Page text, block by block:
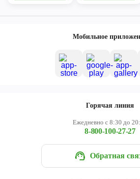
Мобильное
Горячая линия
Ежедневно с 8:30 до
8-800-100-27-27
Обратная